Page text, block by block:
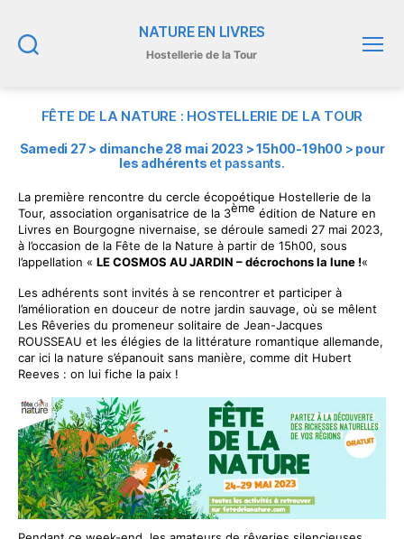
NATURE EN LIVRES
Hostellerie de la Tour
FÊTE DE LA NATURE : HOSTELLERIE DE LA TOUR
Samedi 27 > dimanche 28 mai 2023 > 15h00-19h00> pour
les adhérents et passants.
La première rencontre du cercle écopoétique Hostellerie de la
Tour, association organisatrice de la 3ème édition de Nature en
Livres en Bourgogne nivernaise, se déroule samedi 27 mai 2023,
à l’occasion de la Fête de la Nature à partir de 15h00, sous
l’appellation « LE COSMOS AU JARDIN – décrochons la lune !«
Les adhérents sont invités à se rencontrer et participer à
l’amélioration en douceur de notre jardin sauvage, où se mêlent
Les Rêveries du promeneur solitaire de Jean-Jacques
ROUSSEAU et les élégies de la littérature romantique allemande,
car ici la nature s’épanouit sans manière, comme dit Hubert
Reeves : on lui fiche la paix !